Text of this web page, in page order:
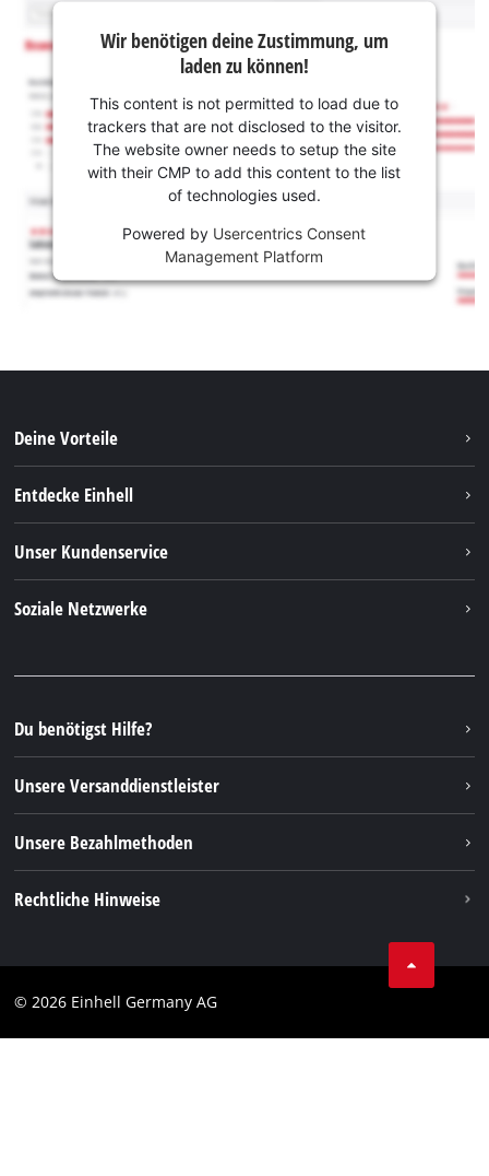
Wir benötigen deine Zustimmung, um
laden zu können!
This content is not permitted to load due to
trackers that are not disclosed to the visitor.
The website owner needs to setup the site
with their CMP to add this content to the list
of technologies used.
Powered by Usercentrics Consent
Management Platform
Deine Vorteile
Entdecke Einhell
Nachhaltigkeit
Unser Kundenservice
FAQs
Rücksendungen / Widerruf
Verpackungsrichtlinien
Hinweise zur Batterieentsorgung
Vertrag widerrufen
Soziale Netzwerke
Instagram
TikTok
Pinterest
Linkedin
Du benötigst Hilfe?
Unsere Versanddienstleister
Unsere Bezahlmethoden
Rechtliche Hinweise
Impressum
© 2026 Einhell Germany AG